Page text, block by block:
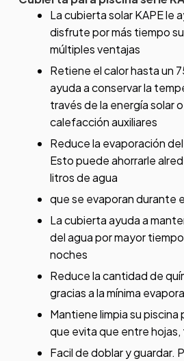
La cubierta solar KAPE le
disfrute por más tiempo
múltiples ventajas
Retiene el calor hasta un
ayuda a conservar la
través de la energía solar
calefacción auxiliares
Reduce la evaporación
Esto puede ahorrarle
litros de agua
que se evaporan durante
La cubierta ayuda a
del agua por mayor
noches
Reduce la cantidad de
gracias a la mínima
Mantiene limpia su piscina
que evita que entre hojas,
Facil de doblar y guardar.